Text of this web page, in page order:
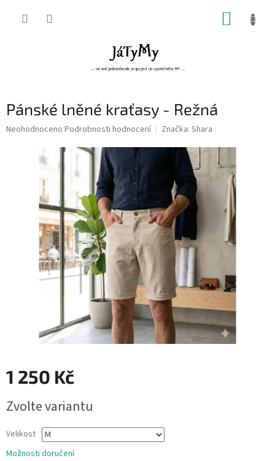
Pánské lněné kraťasy - Režná
Průměrné
hvězdiček.
Neohodnoceno Podrobnosti hodnocení Značka: Shara
1 250 Kč
cena:
Zvolte variantu
Velikost
Možnosti doručení